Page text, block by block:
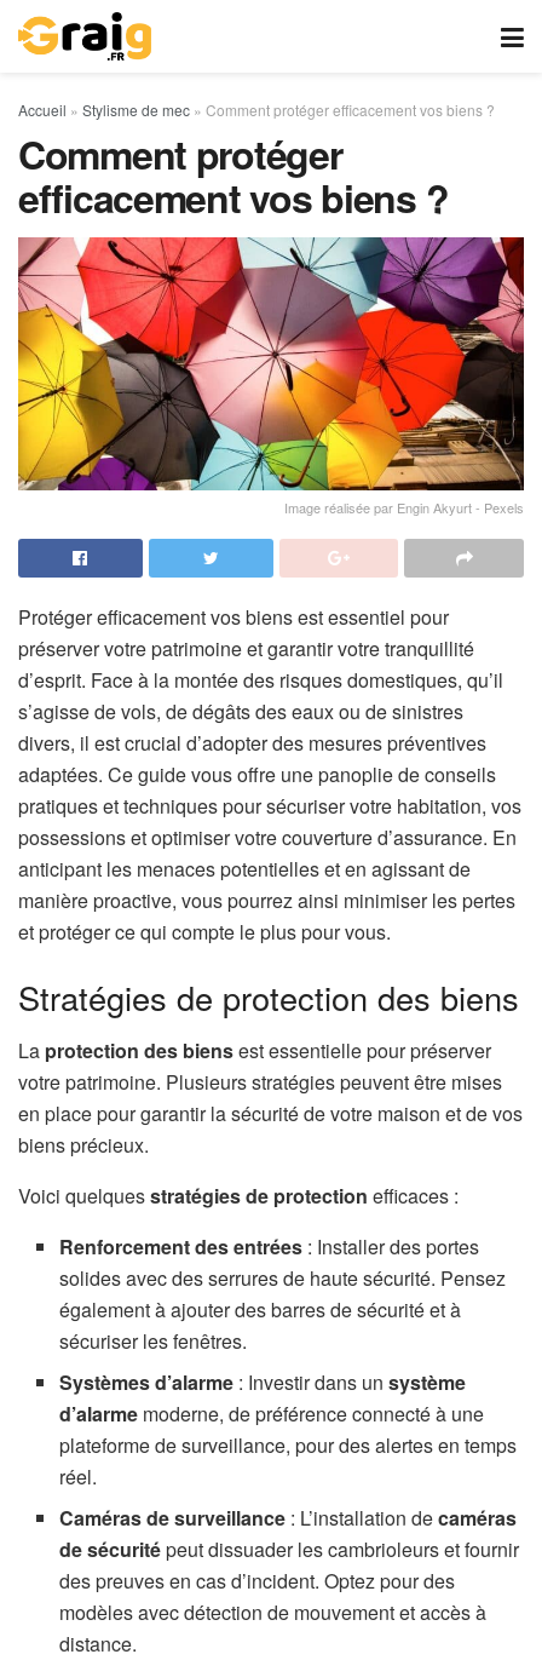
Accueil » Stylisme de mec » Comment protéger efficacement vos biens ?
Comment protéger
efficacement vos biens ?
Image réalisée par Engin Akyurt - Pexels
Protéger efficacement vos biens est essentiel pour
préserver votre patrimoine et garantir votre tranquillité
d’esprit. Face à la montée des risques domestiques, qu’il
s’agisse de vols, de dégâts des eaux ou de sinistres
divers, il est crucial d’adopter des mesures préventives
adaptées. Ce guide vous offre une panoplie de conseils
pratiques et techniques pour sécuriser votre habitation, vos
possessions et optimiser votre couverture d’assurance. En
anticipant les menaces potentielles et en agissant de
manière proactive, vous pourrez ainsi minimiser les pertes
et protéger ce qui compte le plus pour vous.
Stratégies de protection des biens
La protection des biensest essentielle pour préserver
votre patrimoine. Plusieurs stratégies peuvent être mises
en place pour garantir la sécurité de votre maison et de vos
biens précieux.
Voici quelquesstratégies de protection efficaces :
Renforcement des entrées : Installer des portes
solides avec des serrures de haute sécurité. Pensez
également à ajouter des barres de sécurité et à
sécuriser les fenêtres.
Systèmes d’alarme : Investir dans unsystème
d’alarme moderne, de préférence connecté à une
plateforme de surveillance, pour des alertes en temps
réel.
Caméras de surveillance : L’installation decaméras
de sécuritépeut dissuader les cambrioleurs et fournir
des preuves en cas d’incident. Optez pour des
modèles avec détection de mouvement et accès à
distance.